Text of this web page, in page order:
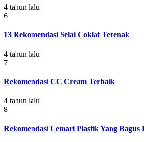
4 tahun lalu
6
13 Rekomendasi Selai Coklat Terenak
4 tahun lalu
7
Rekomendasi CC Cream Terbaik
4 tahun lalu
8
Rekomendasi Lemari Plastik Yang Bagus